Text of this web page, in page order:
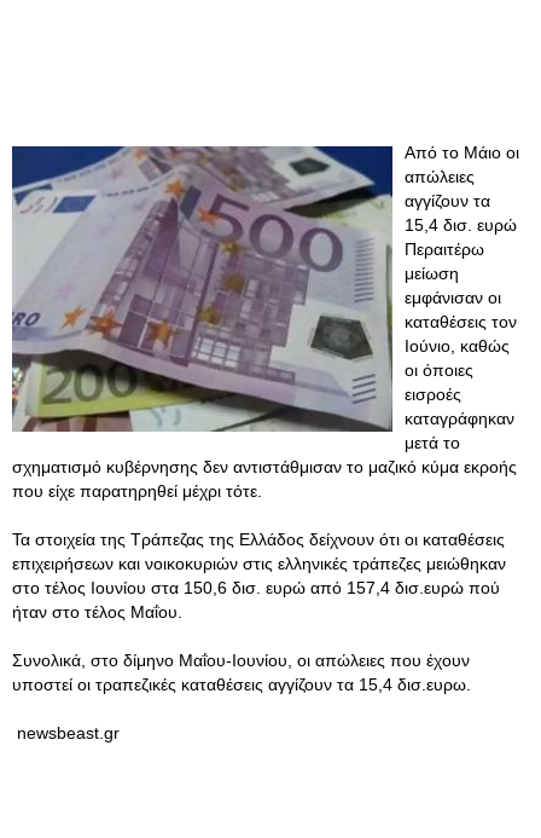
Από το Μάιο οι
απώλειες
αγγίζουν τα
15,4 δισ. ευρώ
Περαιτέρω
μείωση
εμφάνισαν οι
καταθέσεις τον
Ιούνιο, καθώς
οι όποιες
εισροές
καταγράφηκαν
μετά το
σχηματισμό κυβέρνησης δεν αντιστάθμισαν το μαζικό κύμα εκροής
που είχε παρατηρηθεί μέχρι τότε.
Τα στοιχεία της Τράπεζας της Ελλάδος δείχνουν ότι οι καταθέσεις
επιχειρήσεων και νοικοκυριών στις ελληνικές τράπεζες μειώθηκαν
στο τέλος Ιουνίου στα 150,6 δισ. ευρώ από 157,4 δισ.ευρώ πού
ήταν στο τέλος Μαΐου.
Συνολικά, στο δίμηνο Μαΐου-Ιουνίου, οι απώλειες που έχουν
υποστεί οι τραπεζικές καταθέσεις αγγίζουν τα 15,4 δισ.ευρω.
newsbeast.gr